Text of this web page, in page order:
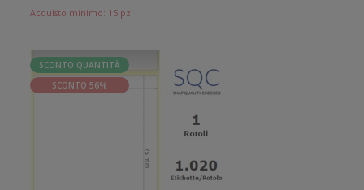
Acquisto minimo: 15 pz.
SCONTO QUANTITÀ
SCONTO 56%